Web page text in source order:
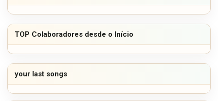
TOP Colaboradores desde o Início
your last songs